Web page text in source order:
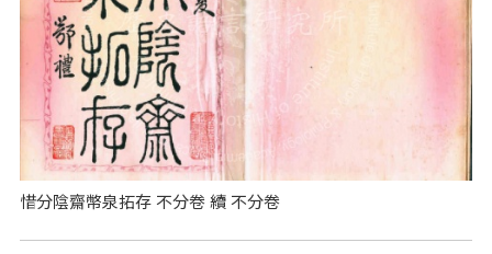
惜分陰齋幣泉拓存 不分卷 續 不分卷